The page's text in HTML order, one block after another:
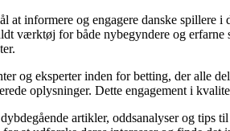
informere og engagere danske spillere
værktøj for både nybegyndere og
og eksperter inden for betting, der alle
oplysninger. Dette engagement i
artikler, oddsanalyser og tips